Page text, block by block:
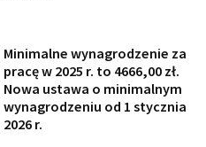
Minimalne wynagrodzenie za
pracę w 2025 r. to 4666,00 zł.
Nowa ustawa o minimalnym
wynagrodzeniu od 1 stycznia
2026 r.